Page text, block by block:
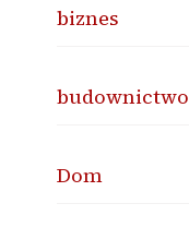
biznes
budownictwo
Dom